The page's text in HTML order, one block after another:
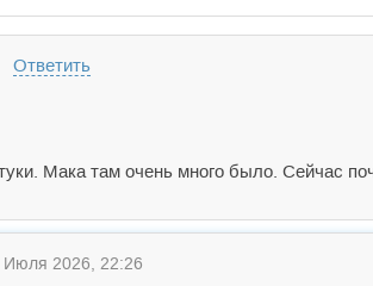
Ответить
Мака там очень много было. Сейчас
Июля 2026, 22:26